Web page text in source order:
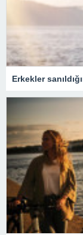
Erkekler